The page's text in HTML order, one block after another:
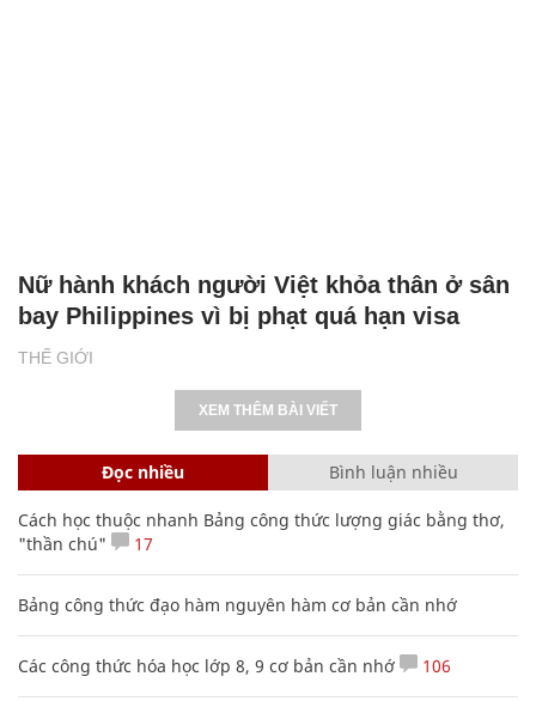
THẾ GIỚI
Nữ hành khách người Việt khỏa thân ở sân
bay Philippines vì bị phạt quá hạn visa
XEM THÊM BÀI VIẾT
Đọc nhiều Bình luận nhiều
Cách học thuộc nhanh Bảng công thức lượng giác bằng thơ,
"thần chú"
17
Bảng công thức đạo hàm nguyên hàm cơ bản cần nhớ
Các công thức hóa học lớp 8, 9 cơ bản cần nhớ 106